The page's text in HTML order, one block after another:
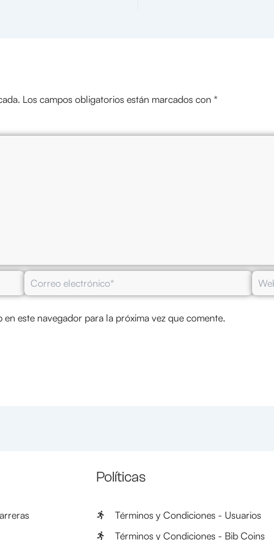
Los campos obligatorios están marcados con *
Correo
electrónico*
Web
este navegador para la próxima vez que comente.
Políticas
Términos y Condiciones - Usuarios
Términos y Condiciones - Bib Coins